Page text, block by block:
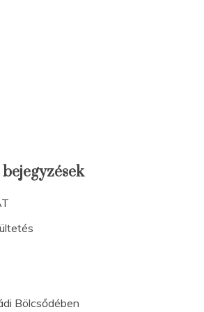
Bölcsődében